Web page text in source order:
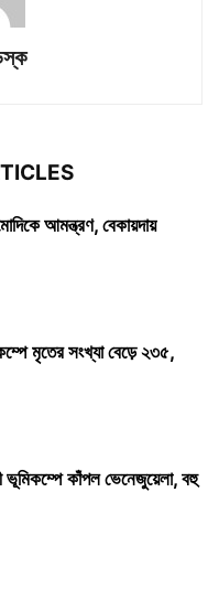
আমন্ত্রণ, বেকায়দায়
মৃতের সংখ্যা বেড়ে ২৩৫,
ভূমিকম্পে কাঁপল ভেনেজুয়েলা, বহু